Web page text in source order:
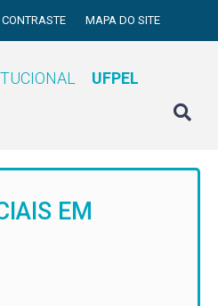
CONTRASTE MAPA DO SITE
UFPEL
EM